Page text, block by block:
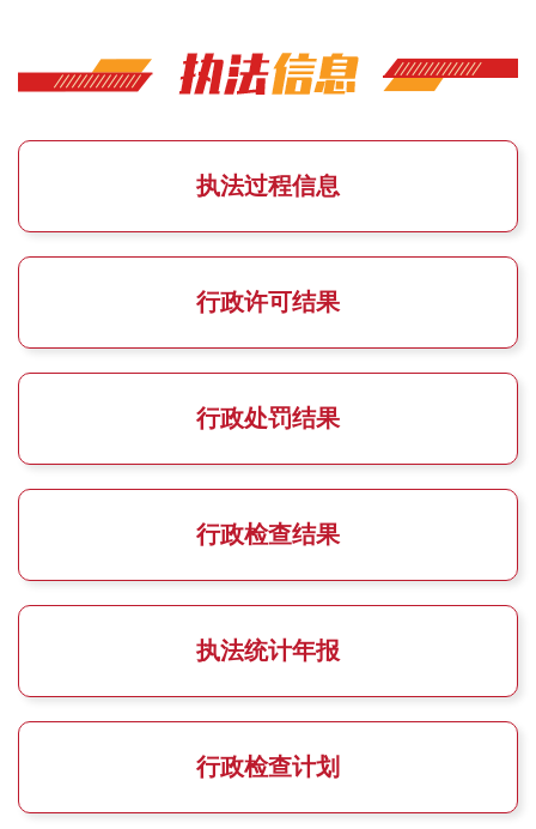
执法过程信息
行政许可结果
行政处罚结果
行政检查结果
执法统计年报
行政检查计划